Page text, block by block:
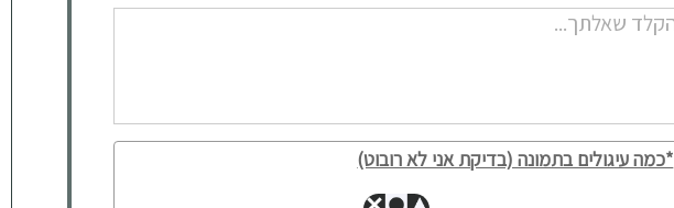
*כמה עיגולים בתמונה (בדיקת אני לא רובוט)